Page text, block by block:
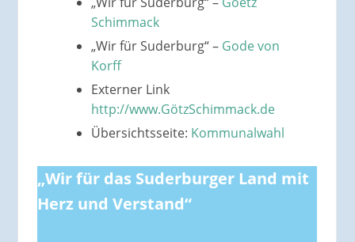
Schimmack
„Wir für Suderburg“ – Gode von
Korff
Externer Link
http://www.GötzSchimmack.de
Übersichtsseite: Kommunalwahl
„Wir für das Suderburger Land mit
Herz und Verstand“